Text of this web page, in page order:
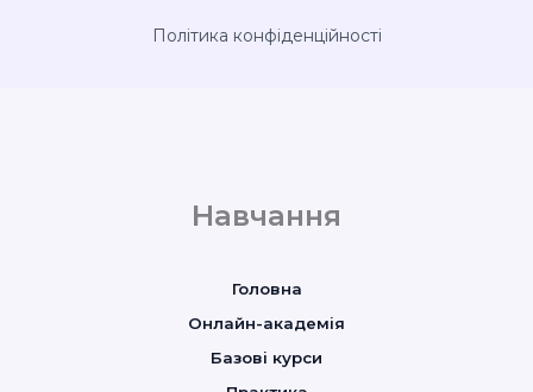
Політика конфіденційності
Навчання
Головна
Онлайн-академія
Базові курси